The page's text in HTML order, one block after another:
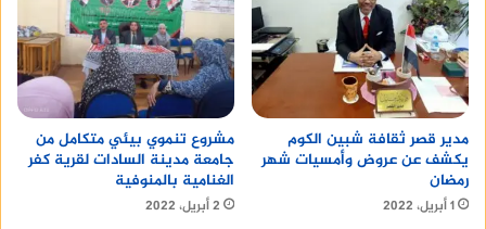
مدير قصر ثقافة شبين الكوم
يكشف عن عروض وأمسيات شهر
رمضان
1 أبريل، 2022
مشروع تنموي بيئي متكامل من
جامعة مدينة السادات لقرية كفر
الغنامية بالمنوفية
2 أبريل، 2022